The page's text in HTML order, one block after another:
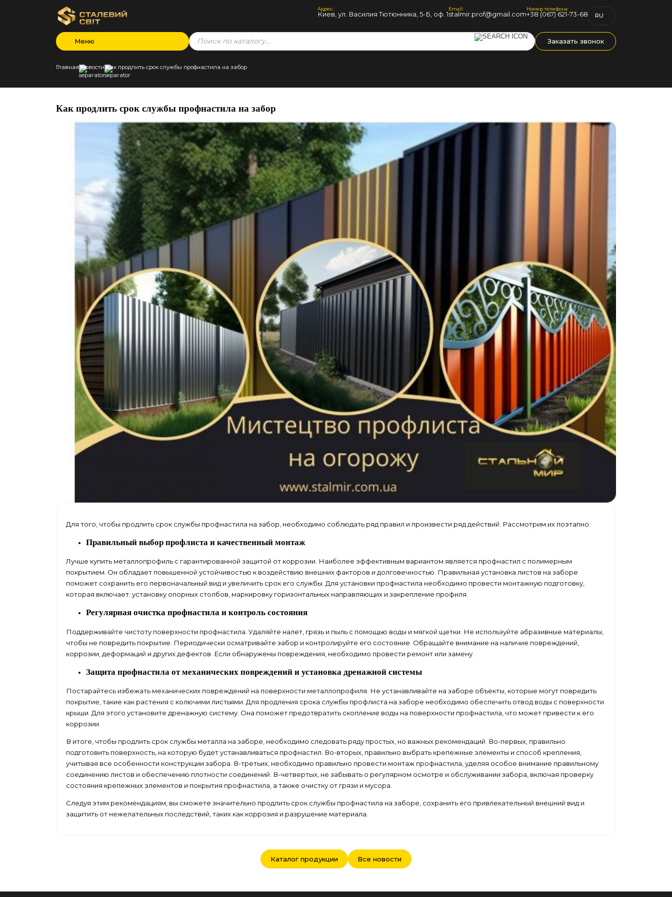
Адрес:
Киев, ул. Василия Тютюнника, 5-Б, оф. 1
Email:
stalmir.prof@gmail.com
Номер телефона:
+38 (067) 621-73-68
RU
Меню
Products
search
Заказать звонок
Главная Новости Как продлить срок службы профнастила на забор
Как продлить срок службы профнастила на забор
Для того, чтобы продлить срок службы профнастила на забор, необходимо соблюдать ряд правил и произвести ряд действий. Рассмотрим их поэтапно:
Правильный выбор профлиста и качественный монтаж
Лучше купить металлопрофильс гарантированной защитой от коррозии. Наиболее эффективным вариантом является профнастил с полимерным
покрытием. Он обладает повышенной устойчивостью к воздействию внешних факторов и долговечностью. Правильная установка листов на заборе
поможет сохранить его первоначальный вид и увеличить срок его службы. Для установки профнастила необходимо провести монтажную подготовку,
которая включает: установку опорных столбов, маркировку горизонтальных направляющих и закрепление профиля.
Регулярная очистка профнастила и контроль состояния
Поддерживайте чистоту поверхности профнастила. Удаляйте налет, грязь и пыль с помощью воды и мягкой щетки. Не используйте абразивные материалы,
чтобы не повредить покрытие. Периодически осматривайте забор и контролируйте его состояние. Обращайте внимание на наличие повреждений,
коррозии, деформаций и других дефектов. Если обнаружены повреждения, необходимо провести ремонт или замену.
Защита профнастила от механических повреждений и установка дренажной системы
Постарайтесь избежать механических повреждений на поверхности металлопрофиля. Не устанавливайте на заборе объекты, которые могут повредить
покрытие, такие как растения с колючими листьями. Для продления срока службы профлиста на заборе необходимо обеспечить отвод воды с поверхности
крыши. Для этого установите дренажную систему. Она поможет предотвратить скопление воды на поверхности профнастила, что может привести к его
коррозии.
В итоге, чтобы продлить срок службы металла на заборе, необходимо следовать ряду простых, но важных рекомендаций. Во-первых, правильно
подготовить поверхность, на которую будет устанавливаться профнастил. Во-вторых, правильно выбрать крепежные элементы и способ крепления,
учитывая все особенности конструкции забора. В-третьих, необходимо правильно провести монтаж профнастила, уделяя особое внимание правильному
соединению листов и обеспечению плотности соединений. В-четвертых, не забывать о регулярном осмотре и обслуживании забора, включая проверку
состояния крепежных элементов и покрытия профнастила, а также очистку от грязи и мусора.
Следуя этим рекомендациям, вы сможете значительно продлить срок службы профнастила на заборе, сохранить его привлекательный внешний вид и
защитить от нежелательных последствий, таких как коррозия и разрушение материала.
Каталог продукции Все новости